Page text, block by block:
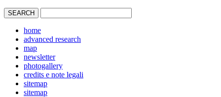
home
advanced research
map
newsletter
photogallery
credits e note legali
sitemap
sitemap